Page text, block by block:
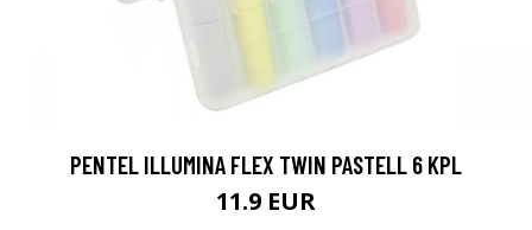
PENTEL ILLUMINA FLEX TWIN PASTELL 6 KPL
11.9 EUR